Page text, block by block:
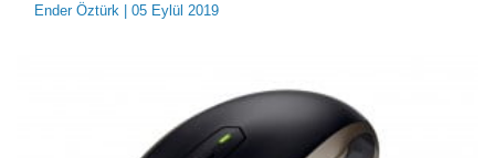
Ender Öztürk | 05 Eylül 2019